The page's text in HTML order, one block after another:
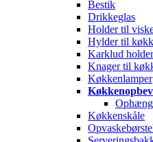
Bestik
Drikkeglas
Holder til
Hylder til
Karklud holder
Knager til
Køkkenlamper
Køkkenskåle